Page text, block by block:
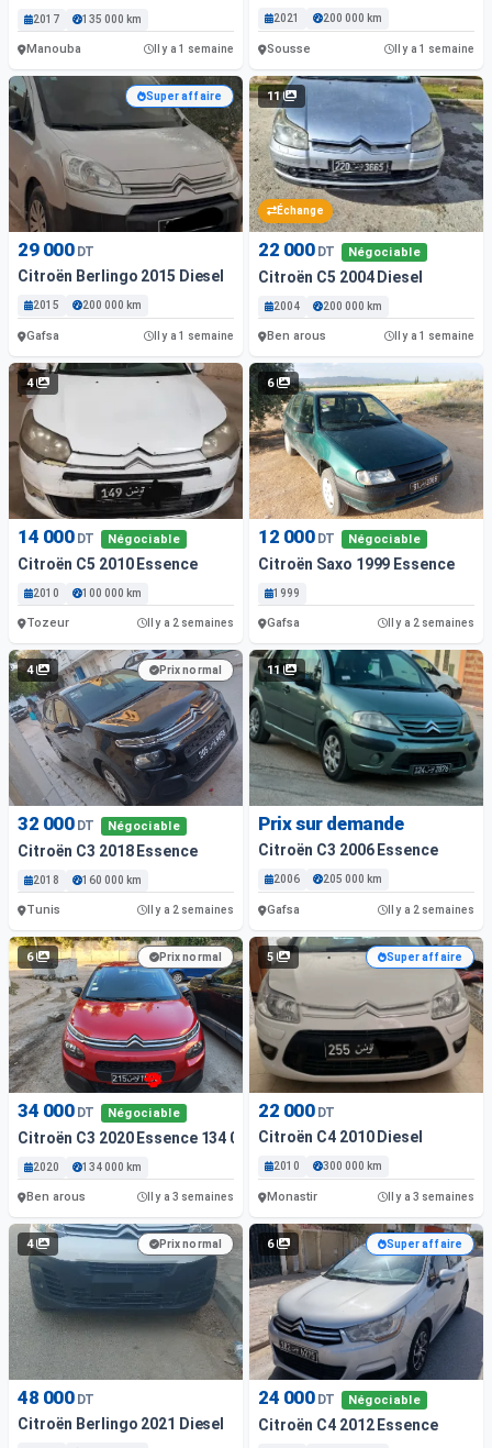
2017 135 000 km
Manouba Il y a 1 semaine
2021 200 000 km
Sousse Il y a 1 semaine
Super affaire
29 000 DT
Citroën Berlingo 2015 Diesel
2015 200 000 km
Gafsa Il y a 1 semaine
11
Échange
22 000 DT Négociable
Citroën C5 2004 Diesel
2004 200 000 km
Ben arous Il y a 1 semaine
4
14 000 DT Négociable
Citroën C5 2010 Essence
2010 100 000 km
Tozeur Il y a 2 semaines
6
12 000 DT Négociable
Citroën Saxo 1999 Essence
1999
Gafsa Il y a 2 semaines
4 Prix normal
32 000 DT Négociable
Citroën C3 2018 Essence
2018 160 000 km
Tunis Il y a 2 semaines
11
Prix sur demande
Citroën C3 2006 Essence
2006 205 000 km
Gafsa Il y a 2 semaines
6 Prix normal
34 000 DT Négociable
Citroën C3 2020 Essence 134 000 Km Ben Arous
2020 134 000 km
Ben arous Il y a 3 semaines
5 Super affaire
22 000 DT
Citroën C4 2010 Diesel
2010 300 000 km
Monastir Il y a 3 semaines
4 Prix normal
48 000 DT
Citroën Berlingo 2021 Diesel
6 Super affaire
24 000 DT Négociable
Citroën C4 2012 Essence